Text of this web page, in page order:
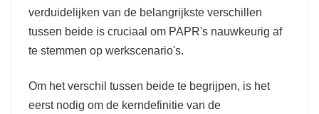
verduidelijken van de belangrijkste verschillen
tussen beide is cruciaal om PAPR's nauwkeurig af
te stemmen op werkscenario's.
Om het verschil tussen beide te begrijpen, is het
eerst nodig om de kerndefinitie van de